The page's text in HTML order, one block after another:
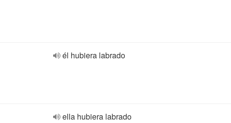
él hubiera labrado
ella hubiera labrado